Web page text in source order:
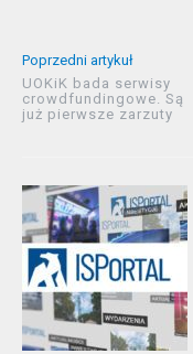
Poprzedni artykuł
UOKiK bada serwisy
crowdfundingowe. Są
już pierwsze zarzuty